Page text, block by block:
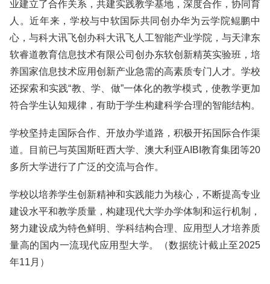
业建立了合作关系，共建实践教学基地，深度合作，协同育
人。近年来，学校与中软国际共同创办华为云学院鲲鹏中
心，与科大讯飞创办科大讯飞人工智能产业学院，与天津东
软睿道教育信息技术有限公司创办东软创新精英实验班，培
养国家信息技术应用创新产业急需的高素质专门人才。学校
还探索和实践“教、学、做”一体化的教学模式，使教学更加
符合学生认知规律，有助于学生构建科学合理的智能结构。
学校坚持走国际合作、开放办学道路，积极开拓国际合作渠
道。目前已与英国斯旺西大学、澳大利亚AIBI教育集团等20
多所大学进行了广泛的交流与合作。
学校以培养学生创新精神和实践能力为核心，不断提高专业
建设水平和教学质量，构建现代大学办学体制和运行机制，
努力建设成为特色鲜明、学科结构合理、应用型人才培养质
量高的国内一流现代应用型大学。（数据统计截止至2025
年11月）